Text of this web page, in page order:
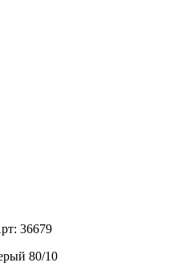
36679
80/10